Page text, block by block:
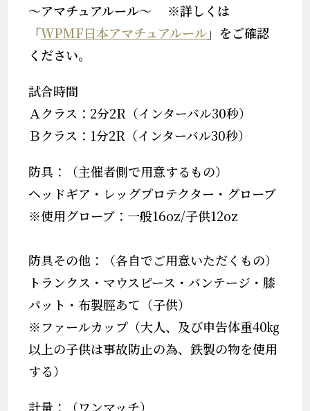
～アマチュアルール～ ※詳しくは
「WPMF日本アマチュアルール」をご確認
ください。
試合時間
Ａクラス：2分2R（インターバル30秒）
Ｂクラス：1分2R（インターバル30秒）
防具：（主催者側で用意するもの）
ヘッドギア・レッグプロテクター・グローブ
※使用グローブ：一般16oz/子供12oz
防具その他：（各自でご用意いただくもの）
トランクス・マウスピース・バンテージ・膝
パット・布製脛あて（子供）
※ファールカップ（大人、及び申告体重40㎏
以上の子供は事故防止の為、鉄製の物を使用
する）
計量：（ワンマッチ）